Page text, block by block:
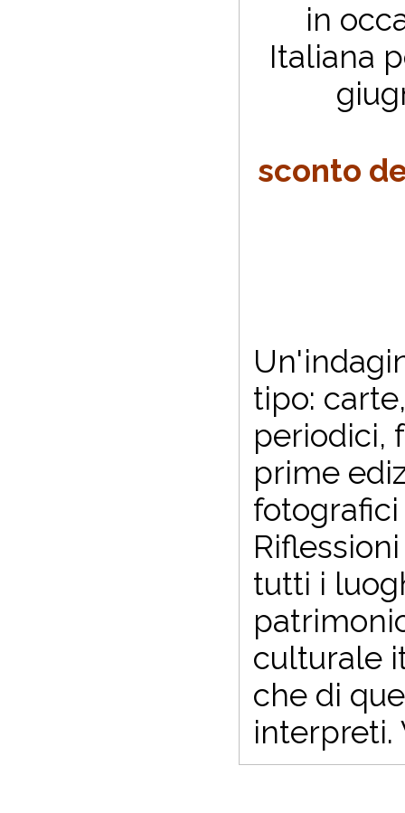
in
Italiana
sconto
tipo:
periodici,
prime
tutti i
culturale
che di
interpreti.